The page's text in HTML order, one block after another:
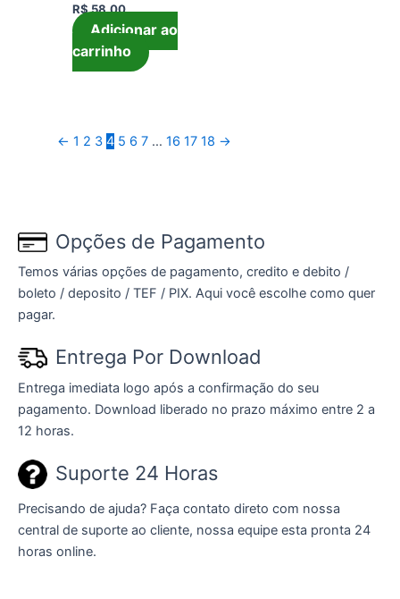
R$58,00
Adicionar ao
carrinho
← 1 2 3 4 5 6 7 … 16 17 18 →
Opções de Pagamento
Temos várias opções de pagamento, credito e debito /
boleto / deposito / TEF / PIX. Aqui você escolhe como quer
pagar.
Entrega Por Download
Entrega imediata logo após a confirmação do seu
pagamento. Download liberado no prazo máximo entre 2 a
12 horas.
Suporte 24 Horas
Precisando de ajuda? Faça contato direto com nossa
central de suporte ao cliente, nossa equipe esta pronta 24
horas online.